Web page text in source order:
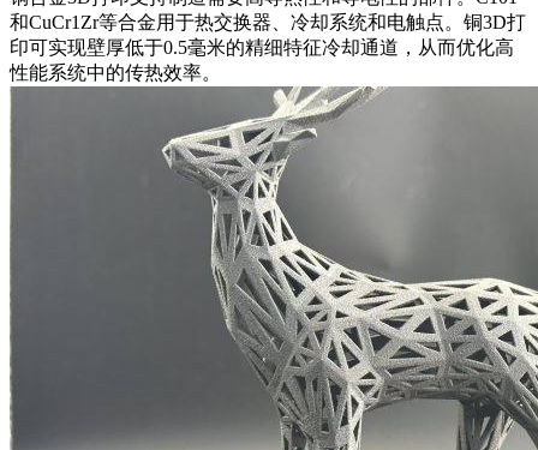
和CuCr1Zr等合金用于热交换器、冷却系统和电触点。铜3D打
印可实现壁厚低于0.5毫米的精细特征冷却通道，从而优化高
性能系统中的传热效率。